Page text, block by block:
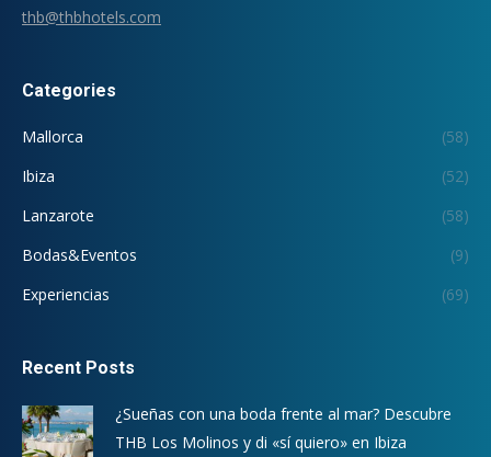
thb@thbhotels.com
Categories
Mallorca
(58)
Ibiza
(52)
Lanzarote
(58)
Bodas&Eventos
(9)
Experiencias
(69)
Recent Posts
¿Sueñas con una boda frente al mar? Descubre
THB Los Molinos y di «sí quiero» en Ibiza